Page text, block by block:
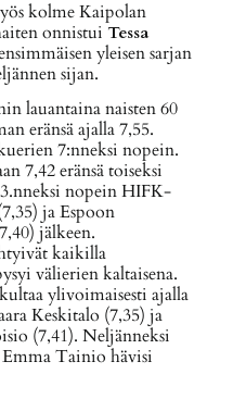
kolme Kaipolan
onnistui Tessa
yleisen sarjan
sijan.
lauantaina naisten 60
eränsä ajalla 7,55.
7:nneksi nopein.
7,42 eränsä toiseksi
nopein HIFK-
ja Espoon
jälkeen.
kaikilla
välierien kaltaisena.
ylivoimaisesti ajalla
Keskitalo (7,35) ja
(7,41). Neljänneksi
Tainio hävisi